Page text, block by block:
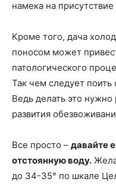
намека на
Кроме того, дача
поносом может
патологического
Так чем следует поить
Ведь делать это нужно
развития
Все просто – давайте
отстоянную воду.
до 34-35° по шкале